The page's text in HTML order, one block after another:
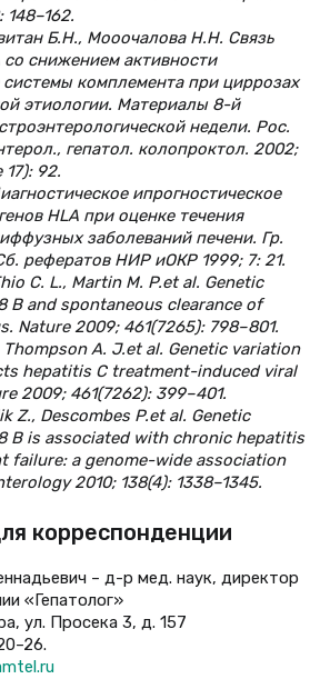
Б.Н., Мооочалова Н.Н. Связь
со снижением активности
комплемента при циррозах
этиологии. Материалы 8-й
недели. Рос.
гепатол. колопроктол. 2002;
92.
ипрогностическое
HLA при оценке течения
заболеваний печени. Гр.
рефератов НИР иОКР 1999; 7: 21.
C. L., Martin M. P.et al. Genetic
B and spontaneous clearance of
Nature 2009; 461(7265): 798–801.
Thompson A. J.et al. Genetic variation
hepatitis C treatment-induced viral
2009; 461(7262): 399–401.
Z., Descombes P.et al. Genetic
B is associated with chronic hepatitis
failure: a genome-wide association
2010; 138(4): 1338–1345.
корреспонденции
– д-р мед. наук, директор
«Гепатолог»
ул. Просека 3, д. 157